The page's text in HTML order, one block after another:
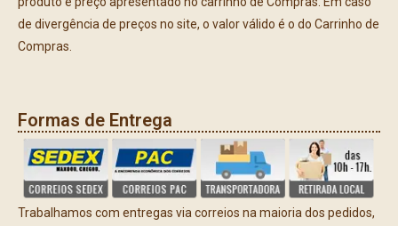
de divergência de preços no site, o valor válido é o do Carrinho de
Compras.
Formas de Entrega
Trabalhamos com entregas via correios na maioria dos pedidos,